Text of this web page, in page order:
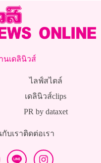
นเดลินิวส์
ไลฟ์สไตล์
เดลินิวส์clips
PR by dataxet
บเราติดต่อเรา